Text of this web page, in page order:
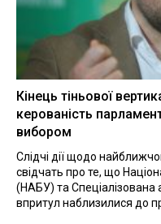
Кінець тіньової
керованість
вибором
Слідчі дії щодо
свідчать про те, що
(НАБУ) та Спеціалізована
впритул наблизилися до